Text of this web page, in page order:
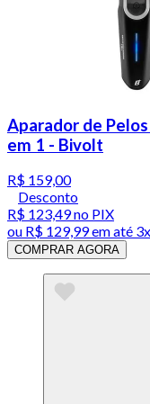
Aparador de
em 1 - Bivolt
R$ 159,00
Desconto
R$ 123,49no PIX
ou R$ 129,99em até
COMPRAR AGORA